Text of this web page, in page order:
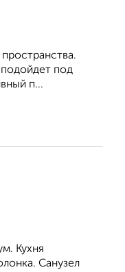
подойдет под
п...
Кухня
Санузел